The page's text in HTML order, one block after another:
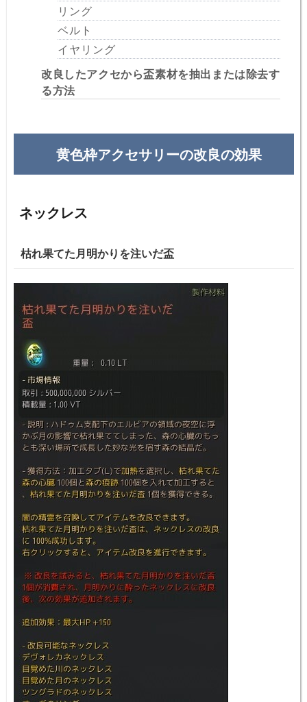
リング
ベルト
イヤリング
改良したアクセから盃素材を抽出または除去す
る方法
黄色枠アクセサリーの改良の効果
ネックレス
枯れ果てた月明かりを注いだ盃